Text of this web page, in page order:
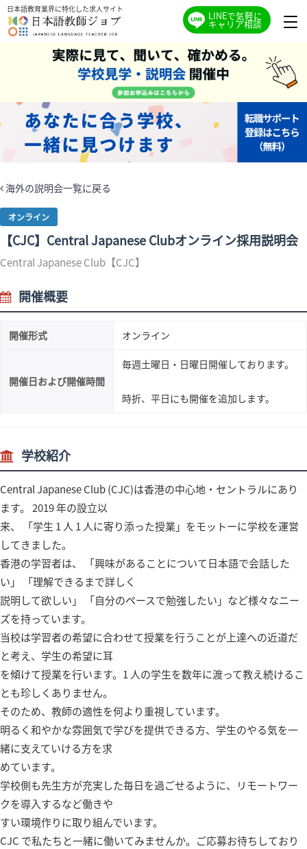
日本語教育業界に特化した求人サイト
LINEで気軽に
キャリア相談
海外の説明会一覧に戻る
オンライン
【CJC】Central Japanese Clubオンライン採用説明会
Central Japanese Club【CJC】
開催概要
開催形式 オンライン
開催日および開催時間
毎週土曜日・日曜日開催しております。
時折、平日にも開催を追加します。
学校紹介
Central Japanese Club (CJC)は⾹港の中⼼地・セントラルにあり
ます。 2019 年の設⽴以
来、 「学⽣ 1 ⼈ 1 ⼈に寄り添った授業」をモットーに学校を運営
してきました。
⾹港の学習者は、 「興味があることについて⽇本語で会話した
い」 「理解できるまで詳しく
説明して欲しい」 「⾃分のペースで勉強したい」など様々なニー
ズを持っています。
当校は学習者の希望に合わせて授業を⾏うことが上達への近道だ
と考え、学⽣の希望に⽿
を傾けて授業を⾏います。1 ⼈の学⽣を数年に渡って教え続けるこ
とも珍しくありません。
そのため、教師の適性を何より重視しています。
明るく和やかな雰囲気で学びを提供できる⽅、学⽣のやる気を⼀
緒に⽀えていける⽅を求
めています。
学校側も先⽣⽅が充実した毎⽇を過ごせるように、リモートワー
クを導⼊するなど働きや
すい環境作りに取り組んでいます。
CJC で私たちと⼀緒に働いてみませんか。ご応募お待ちしており